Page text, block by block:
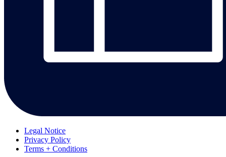
Legal Notice
Privacy Policy
Terms + Conditions